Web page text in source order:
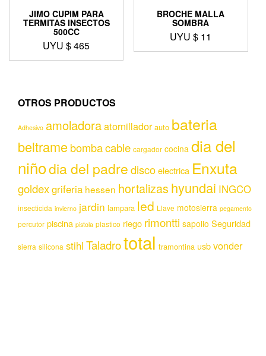
JIMO CUPIM PARA
TERMITAS INSECTOS
500CC
UYU $465
BROCHE MALLA
SOMBRA
UYU $ 11
OTROS PRODUCTOS
Adhesivo amoladoraatornillador auto bateria
beltramebombacable cargador cocina dia del
niñodia del padrediscoelectrica Enxuta
goldexgriferia hessen hortalizas hyundai INGCO
insecticida invierno jardin lampara led Llave motosierra pegamento
percutor piscina pistola plastico riego rimontti sapolio Seguridad
sierra silicona stihl Taladrototal tramontina usbvonder